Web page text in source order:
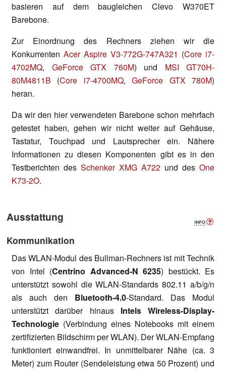
basieren auf dem baugleichen Clevo W370ET
Barebone.
Zur Einordnung des Rechners ziehen wir die
Konkurrenten Acer Aspire V3-772G-747A321 (Core i7-
4702MQ, GeForce GTX 760M) und MSI GT70H-
80M4811B (Core i7-4700MQ,GeForce GTX 780M)
heran.
Da wir den hier verwendeten Barebone schon mehrfach
getestet haben, gehen wir nicht weiter auf Gehäuse,
Tastatur, Touchpad und Lautsprecher ein. Nähere
Informationen zu diesen Komponenten gibt es in den
Testberichten des Schenker XMG A722 und des One
K73-2O.
Ausstattung
Kommunikation
Das WLAN-Modul des Bullman-Rechners ist mit Technik
von Intel (Centrino Advanced-N 6235) bestückt. Es
unterstützt sowohl die WLAN-Standards 802.11 a/b/g/n
als auch den Bluetooth-4.0-Standard. Das Modul
unterstützt darüber hinaus Intels Wireless-Display-
Technologie (Verbindung eines Notebooks mit einem
zertifizierten Bildschirm per WLAN). Der WLAN-Empfang
funktioniert einwandfrei. In unmittelbarer Nähe (ca. 3
Meter) zum Router (Sendeleistung etwa 50 Prozent) und